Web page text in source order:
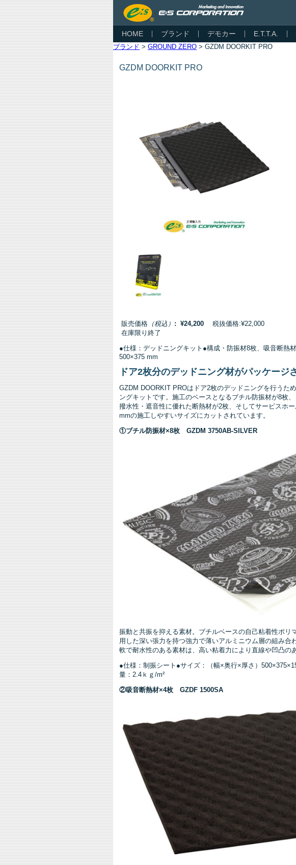
HOME ブランド デモカー E.T.T.A.
ブランド > GROUND ZERO > GZDM DOORKIT PRO
GZDM DOORKIT PRO
販売価格 （税込） : ¥24,200 税抜価格:¥22,000
在庫限り終了
●仕様：デッドニングキット●構成・防振材8枚、吸音断熱
500×375 mm
ドア2枚分のデッドニング材がパッケージ
GZDM DOORKIT PROはドア2枚のデッドニングを行うた
ングキットです。施工のベースとなるブチル防振材が8枚
撥水性・遮音性に優れた断熱材が2枚、そしてサービスホ
mmの施工しやすいサイズにカットされています。
①ブチル防振材×8枚 GZDM 3750AB-SILVER
振動と共振を抑える素材。ブチルベースの自己粘着性ポリ
用した深い張力を持つ強力で薄いアルミニウム層の組み
軟で耐水性のある素材は、高い粘着力により直線や凹凸の
●仕様：制振シート●サイズ：（幅×奥行×厚さ）
量：2.4ｋｇ/m²
②吸音断熱材×4枚 GZDF 1500SA